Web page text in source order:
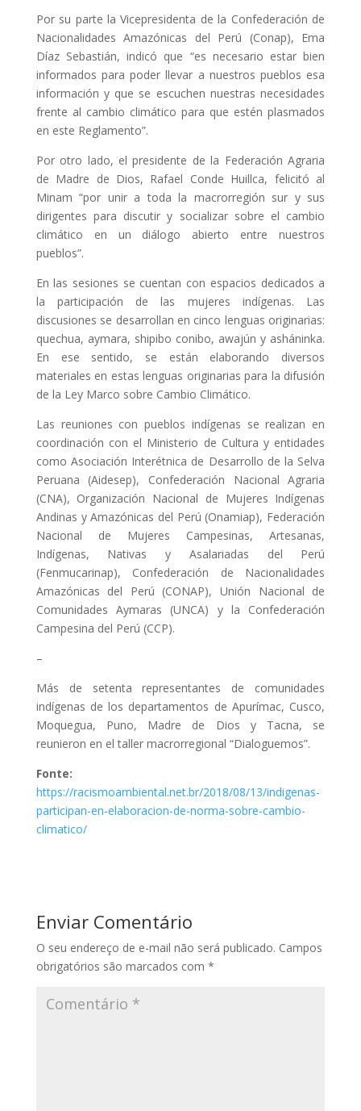
Por su parte la Vicepresidenta de la Confederación de
Nacionalidades Amazónicas del Perú (Conap), Ema
Díaz Sebastián, indicó que “es necesario estar bien
informados para poder llevar a nuestros pueblos esa
información y que se escuchen nuestras necesidades
frente al cambio climático para que estén plasmados
en este Reglamento”.
Por otro lado, el presidente de la Federación Agraria
de Madre de Dios, Rafael Conde Huillca, felicitó al
Minam “por unir a toda la macrorregión sur y sus
dirigentes para discutir y socializar sobre el cambio
climático en un diálogo abierto entre nuestros
pueblos”.
En las sesiones se cuentan con espacios dedicados a
la participación de las mujeres indígenas. Las
discusiones se desarrollan en cinco lenguas originarias:
quechua, aymara, shipibo conibo, awajún y asháninka.
En ese sentido, se están elaborando diversos
materiales en estas lenguas originarias para la difusión
de la Ley Marco sobre Cambio Climático.
Las reuniones con pueblos indígenas se realizan en
coordinación con el Ministerio de Cultura y entidades
como Asociación Interétnica de Desarrollo de la Selva
Peruana (Aidesep), Confederación Nacional Agraria
(CNA), Organización Nacional de Mujeres Indígenas
Andinas y Amazónicas del Perú (Onamiap), Federación
Nacional de Mujeres Campesinas, Artesanas,
Indígenas, Nativas y Asalariadas del Perú
(Fenmucarinap), Confederación de Nacionalidades
Amazónicas del Perú (CONAP), Unión Nacional de
Comunidades Aymaras (UNCA) y la Confederación
Campesina del Perú (CCP).
–
Más de setenta representantes de comunidades
indígenas de los departamentos de Apurímac, Cusco,
Moquegua, Puno, Madre de Dios y Tacna, se
reunieron en el taller macrorregional “Dialoguemos”.
Fonte:
https://racismoambiental.net.br/2018/08/13/indigenas-
participan-en-elaboracion-de-norma-sobre-cambio-
climatico/
Enviar Comentário
O seu endereço de e-mail não será publicado. Campos
obrigatórios são marcados com *